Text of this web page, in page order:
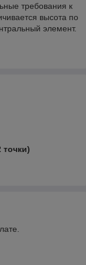
требования к
высота по
элемент.
точки)